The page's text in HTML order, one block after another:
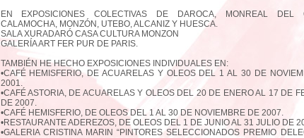
EN EXPOSICIONES COLECTIVAS DE DAROCA, MONREAL DEL
CALAMOCHA, MONZÓN, UTEBO, ALCANIZ Y HUESCA.
SALA XURADARÓ CASA CULTURA MONZON
GALERÍA ART FER PUR DE PARIS.
TAMBIÉN HE HECHO EXPOSICIONES INDIVIDUALES EN:
•CAFÉ HEMISFERIO, DE ACUARELAS Y OLEOS DEL 1 AL 30 DE
2001.
•CAFÉ ASTORIA, DE ACUARELAS Y OLEOS DEL 20 DE ENERO AL 17 DE
DE 2007.
•CAFÉ HEMISFERIO, DE OLEOS DEL 1 AL 30 DE NOVIEMBRE DE 2007.
•RESTAURANTE ADEREZOS, DE OLEOS DEL 1 DE JUNIO AL 31 JULIO DE
•GALERIA CRISTINA MARIN “PINTORES SELECCIONADOS PREMIO